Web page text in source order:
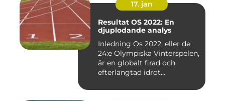
17. jan
Resultat OS 2022: En
djuplodande analys
Inledning Os 2022, eller de
24:e Olympiska Vinterspelen,
är en globalt firad och
efterlängtad idrot...